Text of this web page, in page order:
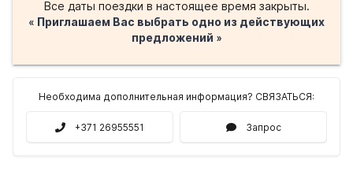
Все даты поездки в настоящее время закрыты.
« Приглашаем Вас выбрать одно из действующих
предложений »
Необходима дополнительная информация? СВЯЗАТЬСЯ:
+371 26955551 Запрос